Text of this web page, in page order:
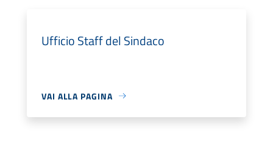
Ufficio Staff del Sindaco
VAI ALLA PAGINA